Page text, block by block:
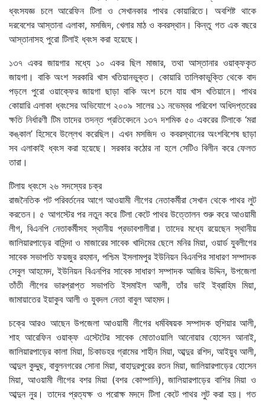
ধ্বংসযজ্ঞ চলে আরেফিন টিলা ও সেখানকার পাথর কোয়ারিতে। অবশিষ্ট থাকে
দরবেশের আস্তানা এলাকা, মসজিদ, খেলার মাঠ ও কবরস্থান। কিন্তু গত এক বছরে
আস্তানাসহ পুরো টিলাই ধ্বংস করা হয়েছে।
১৩৭ একর জায়গার মধ্যে ১০ একর ছিল মাজার, তথা আস্তানার ওয়াক্ফকৃত
জায়গা। বাকি অংশ সরকারি খাস খতিয়ানভুক্ত। কোয়ারি তালিকাভুক্তি থেকে বাদ
পড়লে পুরো ওয়াক্ফের জায়গা ছাড়া বাকি অংশ চলে যায় খাস খতিয়ানে। পাথর
কোয়ারি এলাকা ধ্বংসের অভিযোগে ২০০৯ সালের ১১ নভেম্বর পরিবেশ অধিদপ্তরের
ক্ষতি নির্ধারণী টিম তাদের তদন্ত প্রতিবেদনে ১৩৭ দশমিক ৫০ একরের টিলাকে ‘মরা
কঙ্কাল’ হিসেবে উল্লেখ করেছিল। এখন মসজিদ ও কবরস্থানের অংশবিশেষ ছাড়া
সব এলাকাই ধ্বংস করা হয়েছে। সরকার কঠোর না হলে সেটিও বিলীন করে ফেলত
তারা।
টিলায় ধ্বংসে ২৬ সদস্যের চক্র
রাজনৈতিক পট পরিবর্তনের আগে আওয়ামী লীগের নেতাকর্মীরা সেখান থেকে পাথর লুট
করতেন। ৫ আগস্টের পর নতুন করে টিলা কেটে পাথর উত্তোলন শুরু করে আওয়ামী
লীগ, বিএনপি নেতাকর্মীসহ স্থানীয় প্রভাবশালীরা। তাদের মধ্যে রয়েছেন স্থানীয়
জালিয়ারপাড়ের বাসিন্দা ও মাজারের সাবেক খাদিমের ছেলে মনির মিয়া, ওয়ার্ড যুবলীগের
সাবেক সভাপতি ফয়জুর রহমান, পশ্চিম ইসলামপুর ইউনিয়ন বিএনপির সাধারণ সম্পাদক
সেবুল আহমেদ, ইউনিয়ন বিএনপির সাবেক সাধারণ সম্পাদক আজির উদ্দিন, উপজেলা
তাঁতী লীগের ভারপ্রাপ্ত সভাপতি ইসমাইল আলী, তাঁর ভাই ইব্রাহিম মিয়া,
জামায়াতের ইয়াকুব আলী ও যুবদল নেতা বাবুল আহমদ।
চক্রে আরও আছেন উপজেলা আওয়ামী লীগের ধর্মবিষয়ক সম্পাদক হুশিয়ার আলী,
শাহ আরেফিন ওয়াক্ফ এস্টেটের সাবেক মোতাওয়ালি আনোয়ার হোসেন আনাই,
জালিয়ারপাড়ের কালা মিয়া, চিকাডহর গ্রামের শাহীন মিয়া, আব্দুর রশিদ, আইয়ুব আলী,
আব্দুল কুদ্দুছ, বাবুলনগরের সোনা মিয়া, বাহাদুরপুরের রতন মিয়া, জালিয়ারপাড়ের হোসেন
মিয়া, আওয়ামী লীগের বশর মিয়া (বশর কোম্পানি), জালিয়ারপাড়ের বাশির মিয়া ও
আব্দুন নুর। তাদের প্রত্যক্ষ ও পরোক্ষ মদদে টিলা কেটে পাথর লুট করা হয়। গত